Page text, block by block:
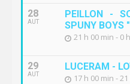
28
AUT
PEILLON -
SPUNY BOYS "
21 h 00 min - 0
29
AUT
LUCERAM -
17 h 00 min -